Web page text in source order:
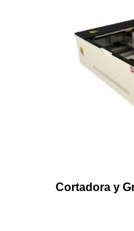
Cortadora y